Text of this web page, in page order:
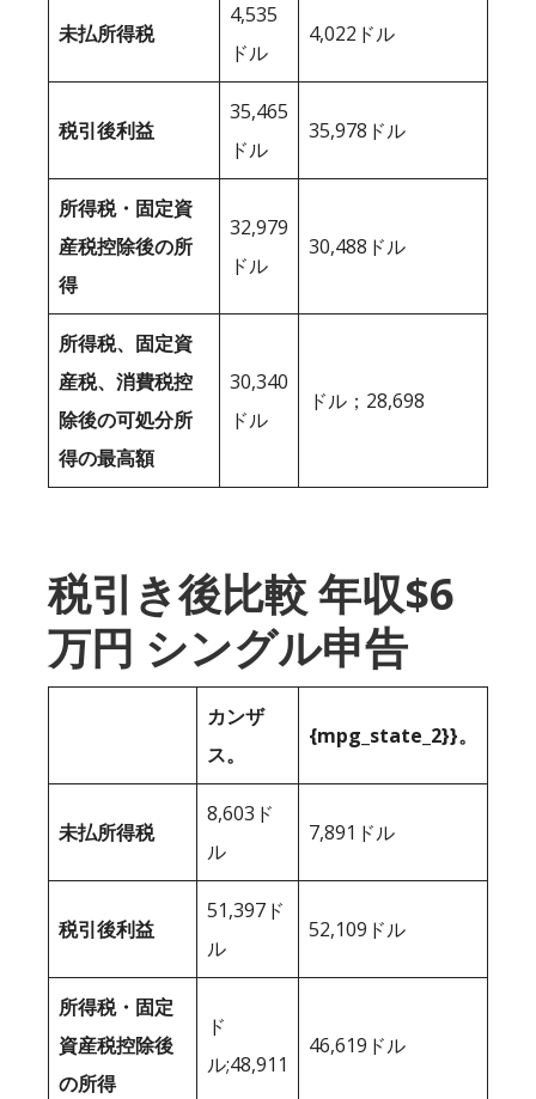
未払所得税
4,535
ドル
4,022ドル
税引後利益
35,465
ドル
35,978ドル
所得税・固定資
産税控除後の所
得
32,979
ドル
30,488ドル
所得税、固定資
産税、消費税控
除後の可処分所
得の最高額
30,340
ドル
ドル；28,698
税引き後比較 年収$6
万円 シングル申告
カンザ
ス。
{mpg_state_2}}。
未払所得税
8,603ド
ル
7,891ドル
税引後利益
51,397ド
ル
52,109ドル
所得税・固定
資産税控除後
の所得
ド
ル;48,911
46,619ドル